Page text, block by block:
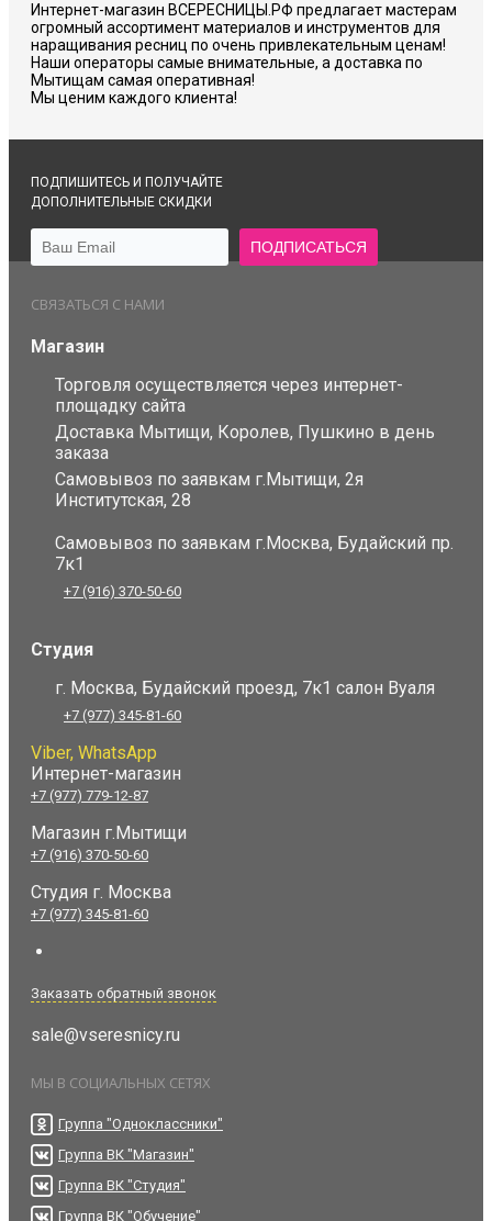
Интернет-магазин ВСЕРЕСНИЦЫ.РФ предлагает мастерам
огромный ассортимент материалов и инструментов для
наращивания ресниц по очень привлекательным ценам!
Наши операторы самые внимательные, а доставка по
Мытищам самая оперативная!
Мы ценим каждого клиента!
ПОДПИШИТЕСЬ И ПОЛУЧАЙТЕ
ДОПОЛНИТЕЛЬНЫЕ СКИДКИ
СВЯЗАТЬСЯ С НАМИ
Магазин
Торговля осуществляется через интернет-
площадку сайта
Доставка Мытищи, Королев, Пушкино в день
заказа
Самовывоз по заявкам г.Мытищи, 2я
Институтская, 28
Самовывоз по заявкам г.Москва, Будайский пр.
7к1
+7 (916) 370-50-60
Студия
г. Москва, Будайский проезд, 7к1 салон Вуаля
+7 (977) 345-81-60
Viber, WhatsApp
Интернет-магазин
+7 (977) 779-12-87
Магазин г.Мытищи
+7 (916) 370-50-60
Студия г. Москва
+7 (977) 345-81-60
Заказать обратный звонок
sale@vseresnicy.ru
МЫ В СОЦИАЛЬНЫХ СЕТЯХ
Группа "Одноклассники"
Группа ВК "Магазин"
Группа ВК "Студия"
Группа ВК "Обучение"